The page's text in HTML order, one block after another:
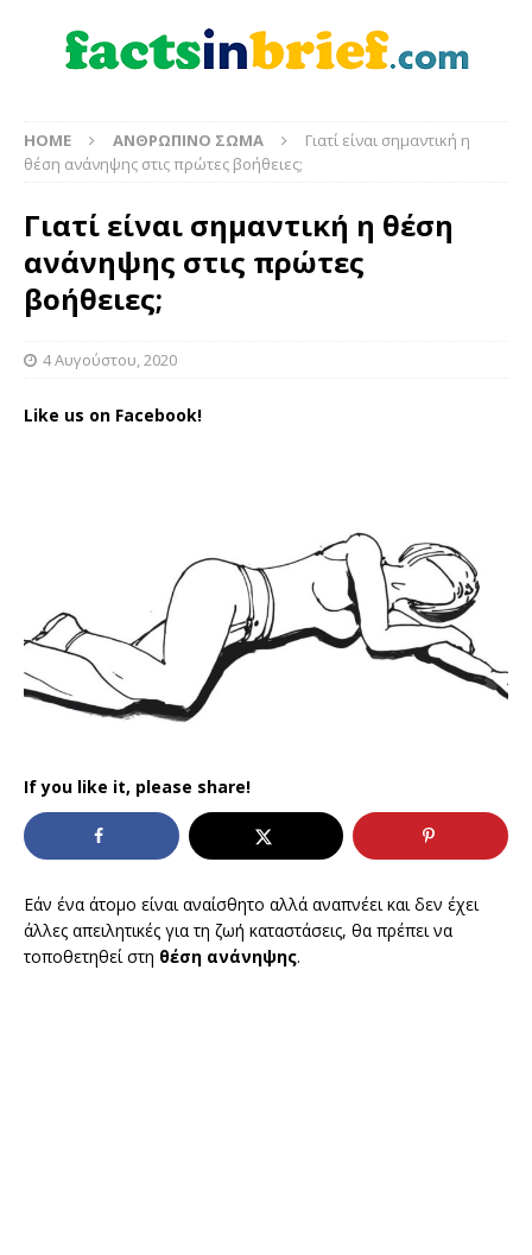
HOME ΑΝΘΡΩΠΙΝΟ ΣΩΜΑ
Γιατί είναι σημαντική η
θέση ανάνηψης στις πρώτες βοήθειες;
Γιατί είναι σημαντική η θέση
ανάνηψης στις πρώτες
βοήθειες;
4 Αυγούστου, 2020
Like us on Facebook!
If you like it, please share!
Εάν ένα άτομο είναι αναίσθητο αλλά αναπνέει και δεν έχει
άλλες απειλητικές για τη ζωή καταστάσεις, θα πρέπει να
τοποθετηθεί στη θέση ανάνηψης.